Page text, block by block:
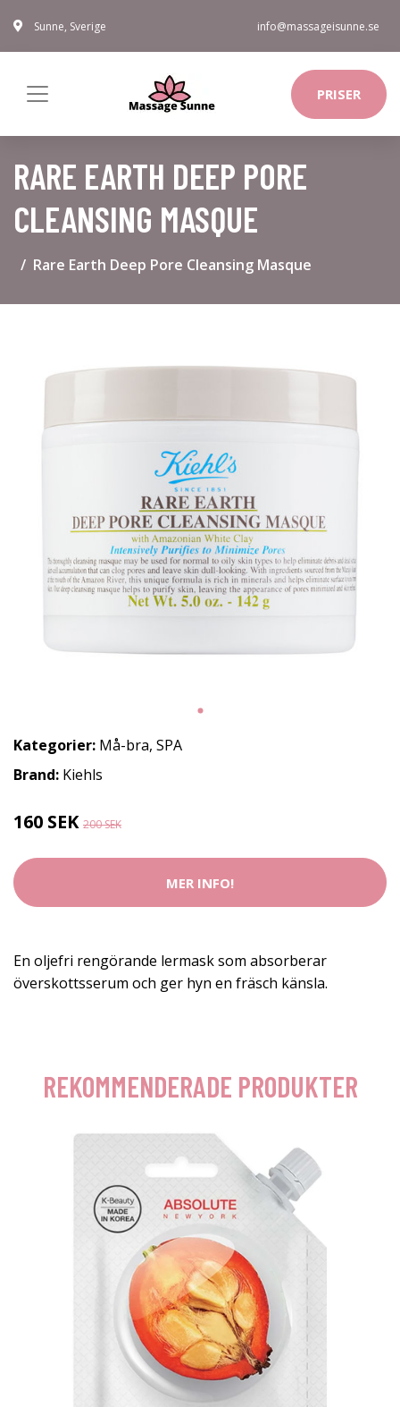
Sunne, Sverige info@massageisunne.se
PRISER
RARE EARTH DEEP PORE
CLEANSING MASQUE
Rare Earth Deep Pore Cleansing Masque
Kategorier: Må-bra, SPA
Brand: Kiehls
160 SEK 200 SEK
MER INFO!
En oljefri rengörande lermask som absorberar
överskottsserum och ger hyn en fräsch känsla.
REKOMMENDERADE PRODUKTER